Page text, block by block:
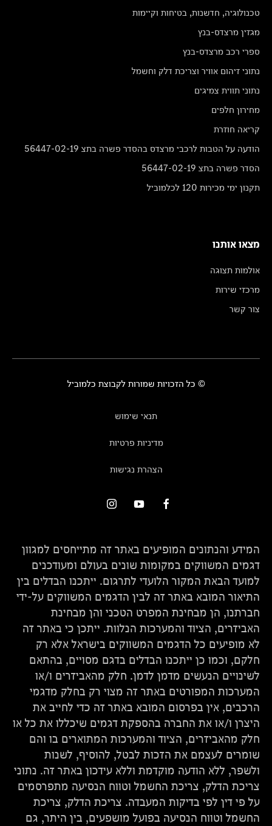
טכנולוגיה, חדשנות, בטיחות וקיימות
מגזין מרצדס-בנץ
ספרי רכב מרצדס-בנץ
נתוני זיהום אוויר וצריכת דלק וחשמל
נתוני תווית צמיגים
מחירון חלפים
קריאה חוזרת
הודעה על הטבות לרכבי מרצדס בהסדר פשרה בתצ 56447-02-19
הסדר פשרה בתצ 56447-02-19
תקנון ימי מכירות 120 לכלמוביל
מצאו אותנו
אולמות תצוגה
מרכזי שירות
צור קשר
© כל הזכויות שמורות לקבוצת כלמוביל
תנאי שימוש
מדיניות פרטיות
הצהרת נגישות
המידע והנתונים המופיעים באתר זה מתייחסים למגוון
דגמים המשווקים במקומות שונים בעולם ומעודכנים
למועד הבאת המקור הלועדי לתרגום. ייתכנו הבדלים בין
התיאור המובא באתר זה לבין הדגמים המשווקים על-ידי
חברתנו, הן מבחינת המפרט הטכני והן מבחינת
האביזרים, הציוד והמערכות הנלוות. ייתכן כי באתר זה
לא מופיעים כל הדגמים המשווקים בישראל אלא רק
חלקם, וכמו כן ייתכנו הבדלים בדגם מסויים, בהתאם
לשינויים הנעשים מדמן לדמן. חלק מהאביזרים ו/או
המערכות המפורטים באתר זה מצוי רק בחלק מדגמי
הרכבים, אין בפרסום המובא באתר זה כדי לחייב את
היצרן ו/או את החברה בהספקת דגמים שיכללו את כל או
חלק מהאביזרים, הציוד והמערכות המתוארים בו והם
שומרים לעצמם את הזכות לבטל, להוסיף, לשנות
ולשפר, ללא הודעה מוקדמת וללא עידכון באתר זה. נתוני
צריכת הדלק, צריכת החשמל וטווח הנסיעה מתפרסמים
על פי דין לפי בדיקות המעבדה. צריכת הדלק, צריכת
החשמל וטווח הנסיעה בפועל מושפעים, בין היתר, גם